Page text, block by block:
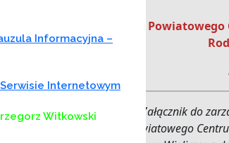
Informacyjna –
Internetowym
Witkowski
Powiatowego
Załącznik do
Dyrektora Powiatowego